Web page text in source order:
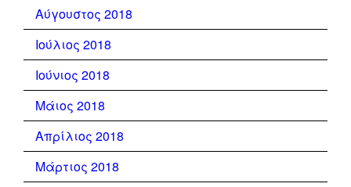
Αύγουστος 2018
Ιούλιος 2018
Ιούνιος 2018
Μάιος 2018
Απρίλιος 2018
Μάρτιος 2018